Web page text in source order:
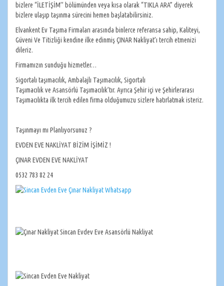
bizlere “İLETİŞİM’’ bölümünden veya kısa olarak “TIKLA ARA” diyerek
bizlere ulaşıp taşınma sürecini hemen başlatabilirsiniz.
Elvankent Ev Taşıma Firmaları arasında binlerce referansa sahip, Kaliteyi,
Güveni Ve Titizliği kendine ilke edinmiş ÇINAR Nakliyat’ı tercih etmenizi
dileriz.
Firmamızın sunduğu hizmetler…
Sigortalı taşımacılık, Ambalajlı Taşımacılık, Sigortalı
Taşımacılık ve Asansörlü Taşımacılık’tır. Ayrıca Şehir içi ve Şehirlerarası
Taşımacılıkta ilk tercih edilen firma olduğumuzu sizlere hatırlatmak isteriz.
Taşınmayı mı Planlıyorsunuz ?
EVDEN EVE NAKLİYAT BİZİM İŞİMİZ !
ÇINAR EVDEN EVE NAKLİYAT
0532 783 82 24